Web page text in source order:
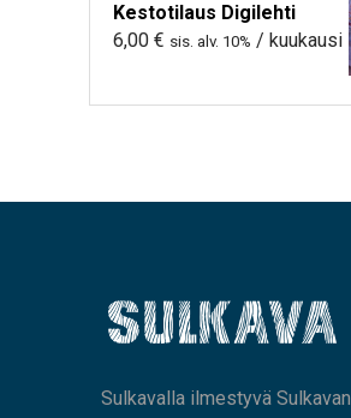
Kestotilaus Digilehti
6,00 € sis. alv. 10% / kuukausi
Sulkavalla ilmestyvä Sulkavan